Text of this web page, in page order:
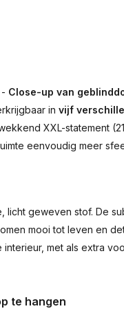
Close-up van
in vijf
XXL-statement
eenvoudig meer
geweven stof. De
mooi tot leven en
met als extra
te hangen